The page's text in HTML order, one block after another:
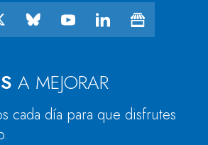
A MEJORAR
cada día para que disfrutes